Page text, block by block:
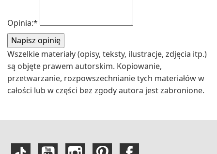
Opinia:*
Wszelkie materiały (opisy, teksty, ilustracje, zdjęcia itp.)
są objęte prawem autorskim. Kopiowanie,
przetwarzanie, rozpowszechnianie tych materiałów w
całości lub w części bez zgody autora jest zabronione.